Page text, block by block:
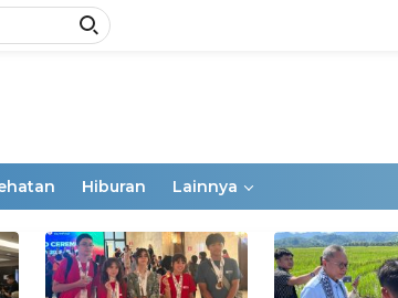
Hiburan Lainnya